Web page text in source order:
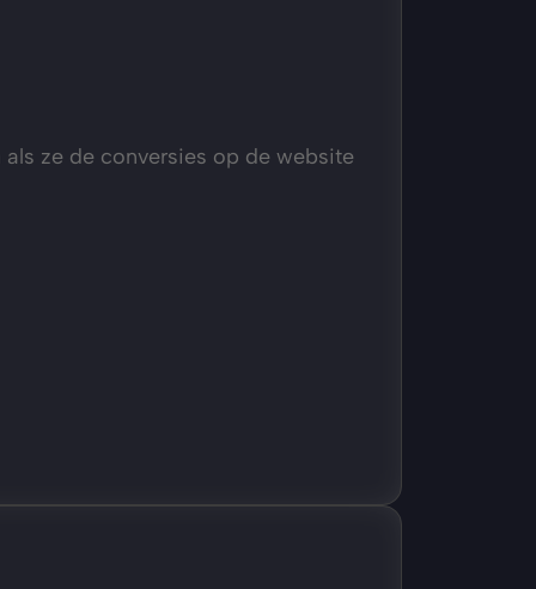
ze de conversies op de website